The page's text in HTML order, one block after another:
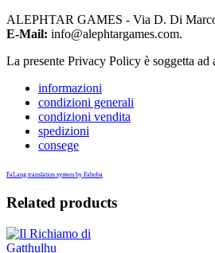
ALEPHTAR GAMES - Via D. Di
E-Mail: info@alephtargames.com.
La presente Privacy Policy è soggetta
informazioni
condizioni generali
condizioni vendita
spedizioni
consege
FaLang translation system by Faboba
Related products